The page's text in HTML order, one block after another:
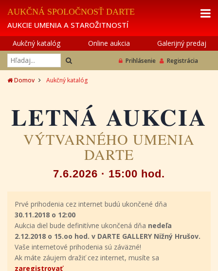
AUKČNÁ SPOLOČNOSŤ DARTE
AUKCIE UMENIA A STAROŽITNOSTÍ
Aukčný katalóg Online aukcia Galerijný predaj
Prihlásenie Registrácia
Domov Aukčný katalóg
LETNÁ AUKCIA
VÝTVARNÉHO UMENIA
DARTE
7.6.2026 · 15:00 hod.
Prvé prihodenia cez internet budú ukončené dňa
30.11.2018 o 12:00
Aukcia diel bude definitívne ukončená dňa nedeľa
2.12.2018 o 15.oo hod. v DARTE GALLERY Nižný Hrušov.
Vaše internetové prihodenia sú záväzné!
Ak máte záujem dražiť cez internet, musíte sa
zaregistrovať